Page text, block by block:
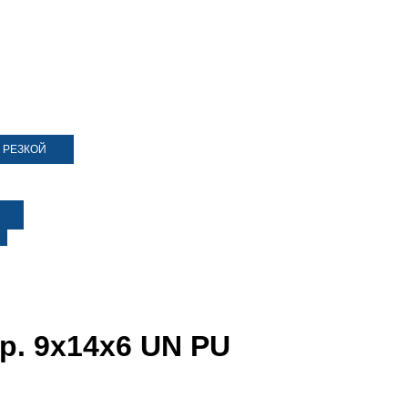
9х14х6 UN PU